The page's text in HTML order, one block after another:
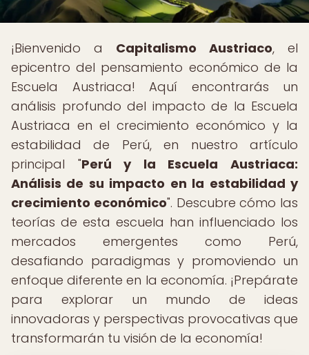
¡Bienvenido a Capitalismo Austriaco, el
epicentro del pensamiento económico de la
Escuela Austriaca! Aquí encontrarás un
análisis profundo del impacto de la Escuela
Austriaca en el crecimiento económico y la
estabilidad de Perú, en nuestro artículo
principal "Perú y la Escuela Austriaca:
Análisis de su impacto en la estabilidad y
crecimiento económico". Descubre cómo las
teorías de esta escuela han influenciado los
mercados emergentes como Perú,
desafiando paradigmas y promoviendo un
enfoque diferente en la economía. ¡Prepárate
para explorar un mundo de ideas
innovadoras y perspectivas provocativas que
transformarán tu visión de la economía!